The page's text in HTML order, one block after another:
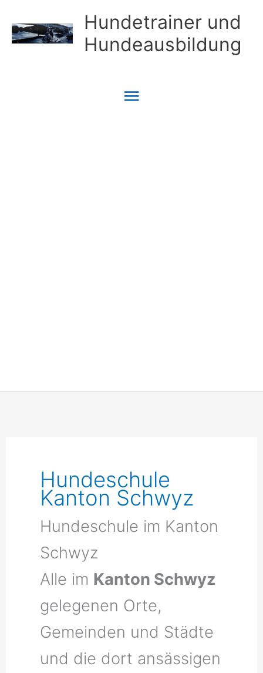
Inhalt
springen
Hundetrainer und
Hundeausbildung
Hauptmenü
Hundeschule
Kanton Schwyz
Hundeschule im Kanton
Schwyz
Alle im Kanton Schwyz
gelegenen Orte,
Gemeinden und Städte
und die dort ansässigen